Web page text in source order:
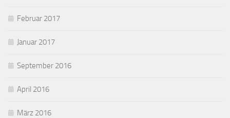
Februar 2017
Januar 2017
September 2016
April 2016
März 2016